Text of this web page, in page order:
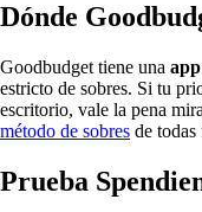
Dónde
Goodbudget tiene una
estricto de sobres. Si tu
escritorio, vale la pena
método de sobres de todas
Prueba